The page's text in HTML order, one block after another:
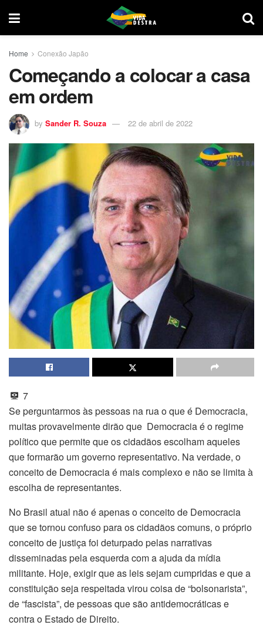
Home Conexão Japão
Começando a colocar a casa
em ordem
by Sander R. Souza 22 de abril de 2022
7
Se perguntarmos às pessoas na rua o que é Democracia,
muitas provavelmente dirão que Democracia é o regime
político que permite que os cidadãos escolham aqueles
que formarão um governo representativo. Na verdade, o
conceito de Democracia é mais complexo e não se limita à
escolha de representantes.
No Brasil atual não é apenas o conceito de Democracia
que se tornou confuso para os cidadãos comuns, o próprio
conceito de justiça foi deturpado pelas narrativas
disseminadas pela esquerda com a ajuda da mídia
militante. Hoje, exigir que as leis sejam cumpridas e que a
constituição seja respeitada virou coisa de “bolsonarista”,
de “fascista”, de pessoas que são antidemocráticas e
contra o Estado de Direito.